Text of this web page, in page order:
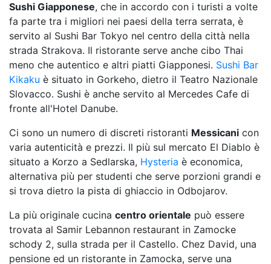
Sushi Giapponese, che in accordo con i turisti a volte
fa parte tra i migliori nei paesi della terra serrata, è
servito al Sushi Bar Tokyo nel centro della città nella
strada Strakova. Il ristorante serve anche cibo Thai
meno che autentico e altri piatti Giapponesi. Sushi Bar
Kikaku è situato in Gorkeho, dietro il Teatro Nazionale
Slovacco. Sushi è anche servito al Mercedes Cafe di
fronte all'Hotel Danube.
Ci sono un numero di discreti ristoranti Messicani con
varia autenticità e prezzi. Il più sul mercato El Diablo è
situato a Korzo a Sedlarska, Hysteria è economica,
alternativa più per studenti che serve porzioni grandi e
si trova dietro la pista di ghiaccio in Odbojarov.
La più originale cucina centro orientale può essere
trovata al Samir Lebannon restaurant in Zamocke
schody 2, sulla strada per il Castello. Chez David, una
pensione ed un ristorante in Zamocka, serve una